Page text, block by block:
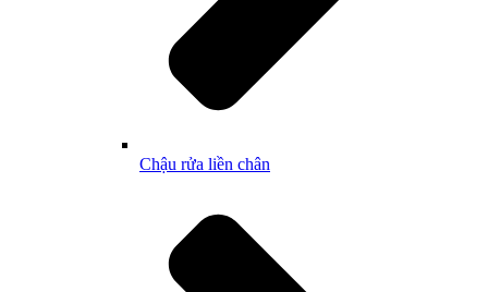
Chậu rửa liền chân